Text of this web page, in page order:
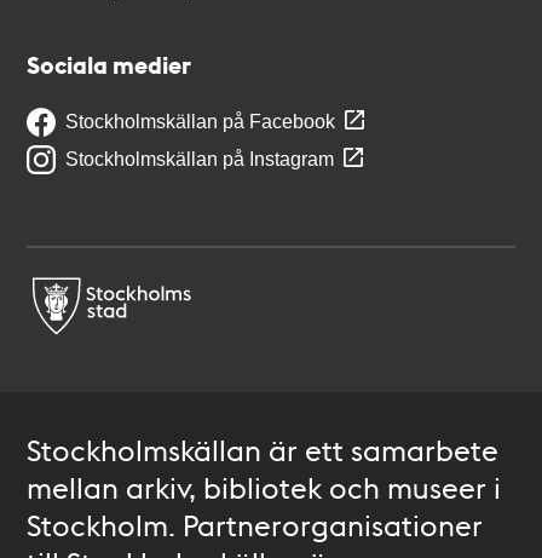
Sociala medier
Stockholmskällan på Facebook
Stockholmskällan på Instagram
Stockholmskällan är ett samarbete
mellan arkiv, bibliotek och museer i
Stockholm. Partnerorganisationer